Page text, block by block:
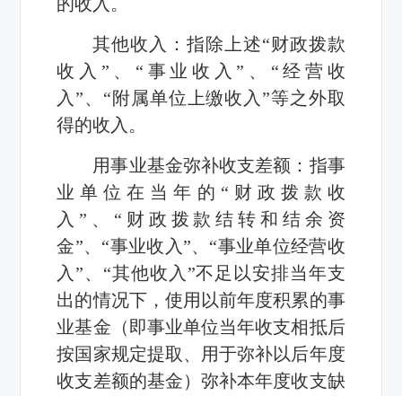
其他收入：指除上述“财政拨款
收入”、“事业收入”、“经营收
入”、“附属单位上缴收入”等之外取
得的收入。
用事业基金弥补收支差额：指事
业单位在当年的“财政拨款收
入”、“财政拨款结转和结余资
金”、“事业收入”、“事业单位经营收
入”、“其他收入”不足以安排当年支
出的情况下，使用以前年度积累的事
业基金（即事业单位当年收支相抵后
按国家规定提取、用于弥补以后年度
收支差额的基金）弥补本年度收支缺